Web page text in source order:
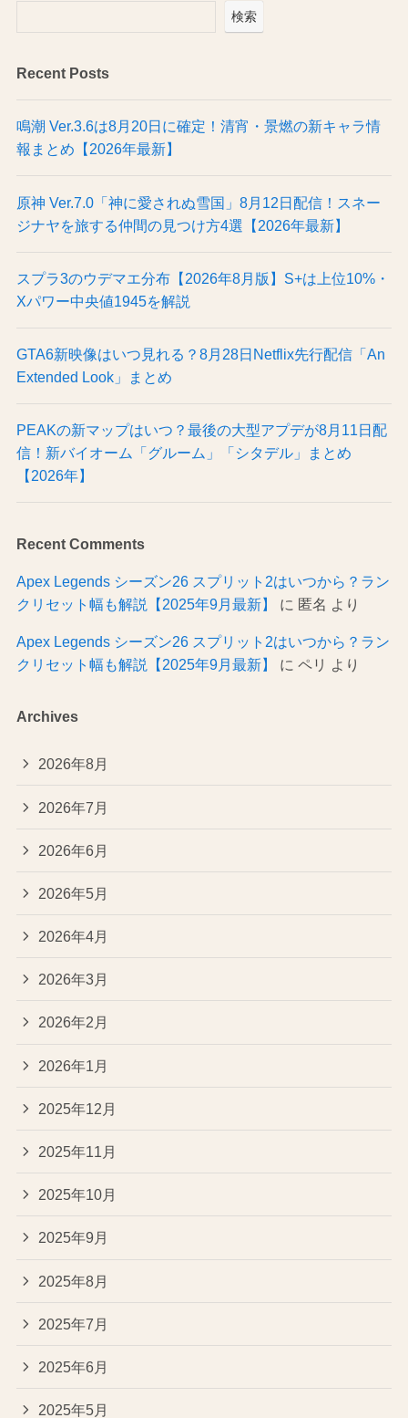
検索
Recent Posts
鳴潮 Ver.3.6は8月20日に確定！清宵・景燃の新キャラ情
報まとめ【2026年最新】
原神 Ver.7.0「神に愛されぬ雪国」8月12日配信！スネー
ジナヤを旅する仲間の見つけ方4選【2026年最新】
スプラ3のウデマエ分布【2026年8月版】S+は上位10%・
Xパワー中央値1945を解説
GTA6新映像はいつ見れる？8月28日Netflix先行配信「An
Extended Look」まとめ
PEAKの新マップはいつ？最後の大型アプデが8月11日配
信！新バイオーム「グルーム」「シタデル」まとめ
【2026年】
Recent Comments
Apex Legends シーズン26 スプリット2はいつから？ラン
クリセット幅も解説【2025年9月最新】
に 匿名 より
Apex Legends シーズン26 スプリット2はいつから？ラン
クリセット幅も解説【2025年9月最新】
に ペリ より
Archives
2026年8月
2026年7月
2026年6月
2026年5月
2026年4月
2026年3月
2026年2月
2026年1月
2025年12月
2025年11月
2025年10月
2025年9月
2025年8月
2025年7月
2025年6月
2025年5月